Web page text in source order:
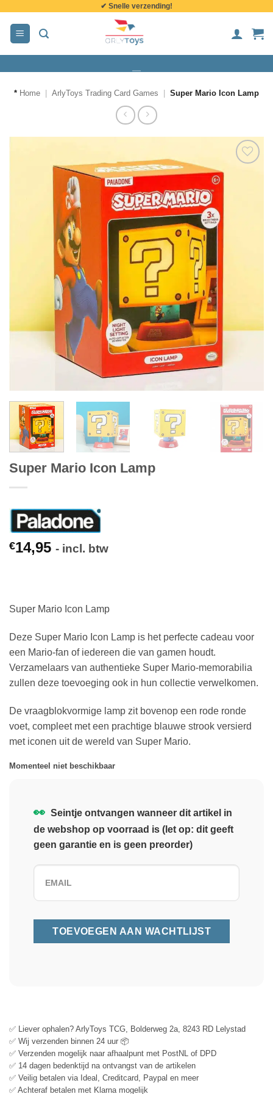
inhoud
✔ Snelle verzending!
* Home ArlyToys Trading Card Games Super Mario Icon Lamp
Super Mario Icon Lamp
€14,95 - incl. btw
Super Mario Icon Lamp
Deze Super Mario Icon Lamp is het perfecte cadeau voor
een Mario-fan of iedereen die van gamen houdt.
Verzamelaars van authentieke Super Mario-memorabilia
zullen deze toevoeging ook in hun collectie verwelkomen.
De vraagblokvormige lamp zit bovenop een rode ronde
voet, compleet met een prachtige blauwe strook versierd
met iconen uit de wereld van Super Mario.
Momenteel niet beschikbaar
👀 Seintje ontvangen wanneer dit artikel in
de webshop op voorraad is (let op: dit geeft
geen garantie en is geen preorder)
✅ Liever ophalen? ArlyToys TCG, Bolderweg 2a, 8243 RD Lelystad
✅ Wij verzenden binnen 24 uur 📦
✅ Verzenden mogelijk naar afhaalpunt met PostNL of DPD
✅ 14 dagen bedenktijd na ontvangst van de artikelen
✅ Veilig betalen via Ideal, Creditcard, Paypal en meer
✅ Achteraf betalen met Klarna mogelijk